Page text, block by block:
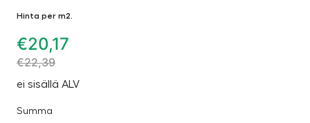
Hinta per m2.
€20,17
€22,39
ei sisällä ALV
Summa